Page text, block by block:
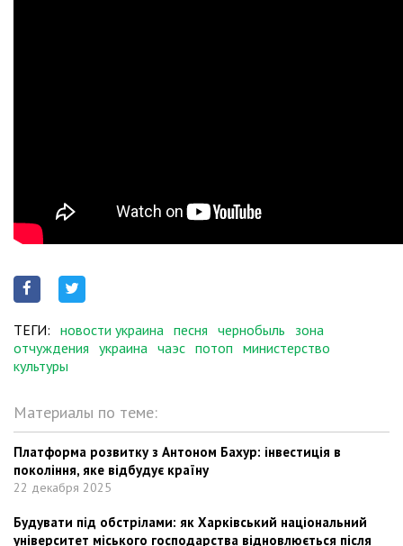
ТЕГИ: новости украина песня чернобыль
зона
отчуждения украина чаэс потоп министерство
культуры
Материалы по теме:
Платформа розвитку з Антоном Бахур: інвестиція в
покоління, яке відбудує країну
22 декабря 2025
Будувати під обстрілами: як Харківський національний
університет міського господарства відновлюється після